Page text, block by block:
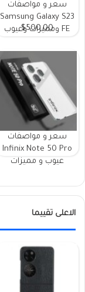
سعر و مواصفات
Samsung Galaxy S23
FE ومميزات وعيوب
$500.00
سعر و مواصفات
Infinix Note 50 Pro
عيوب و مميزات
الاعلى تقييما